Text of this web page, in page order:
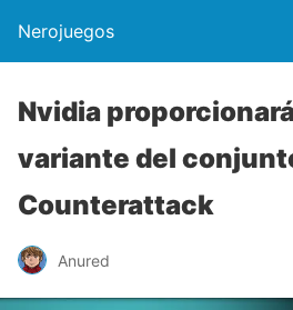
Nerojuegos
Nvidia
variante del
Counterattack
Anured